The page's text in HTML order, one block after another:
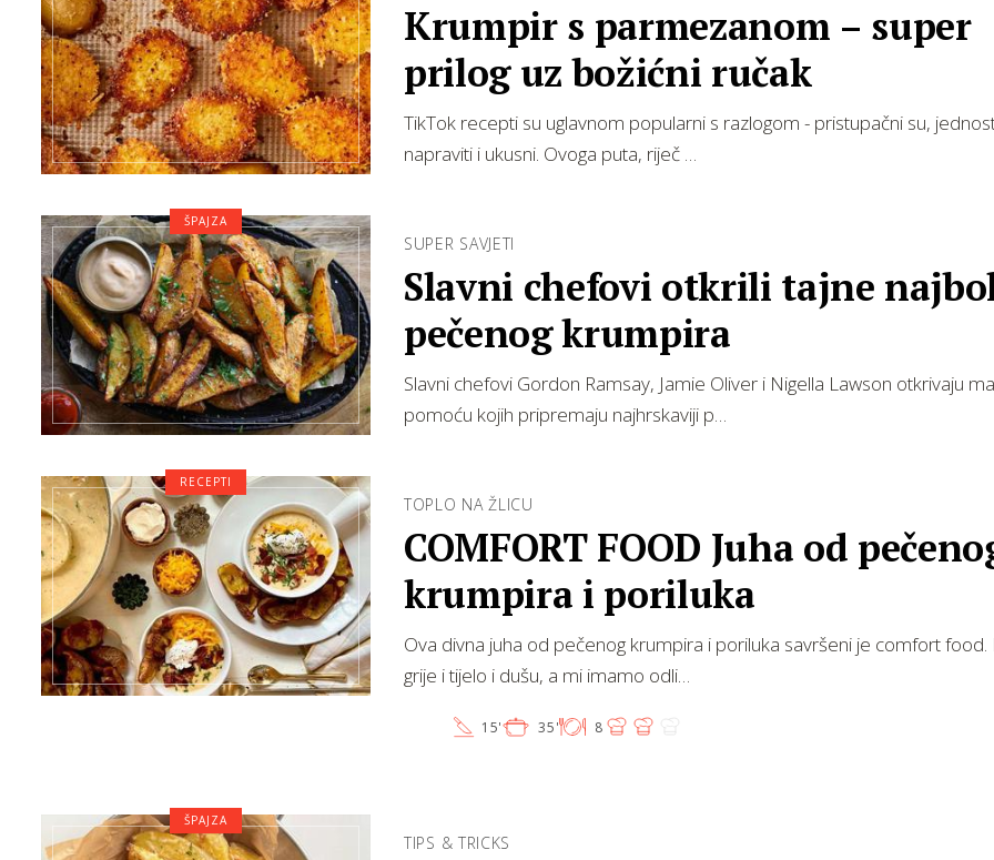
Krumpir s parmezanom – super
prilog uz božićni ručak
TikTok recepti su uglavnom popularni s razlogom - pristupačni su,
napraviti i ukusni. Ovoga puta, riječ …
SUPER SAVJETI
Slavni chefovi otkrili tajne
pečenog krumpira
Slavni chefovi Gordon Ramsay, Jamie Oliver i Nigella Lawson otkrivaju
pomoću kojih pripremaju najhrskaviji p…
ŠPAJZA
TOPLO NA ŽLICU
COMFORT FOOD Juha od
krumpira i poriluka
Ova divna juha od pečenog krumpira i poriluka savršeni je comfort food.
grije i tijelo i dušu, a mi imamo odli…
15' 35' 8
RECEPTI
TIPS & TRICKS
ŠPAJZA